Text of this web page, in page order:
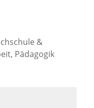
&
Pädagogik